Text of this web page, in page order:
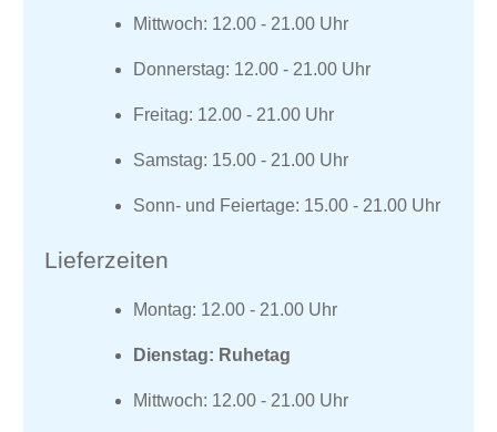
Mittwoch: 12.00 - 21.00 Uhr
Donnerstag: 12.00 - 21.00 Uhr
Freitag: 12.00 - 21.00 Uhr
Samstag: 15.00 - 21.00 Uhr
Sonn- und Feiertage: 15.00 - 21.00 Uhr
Lieferzeiten
Montag: 12.00 - 21.00 Uhr
Dienstag: Ruhetag
Mittwoch: 12.00 - 21.00 Uhr